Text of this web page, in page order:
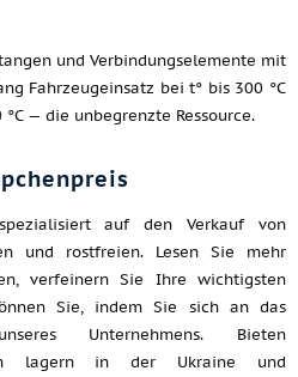
und Verbindungselemente mit
Fahrzeugeinsatz bei t° bis 300 °C
— die unbegrenzte Ressource.
auf den Verkauf von
und rostfreien. Lesen Sie mehr
verfeinern Sie Ihre wichtigsten
Sie, indem Sie sich an das
Unternehmens. Bieten
lagern in der Ukraine und